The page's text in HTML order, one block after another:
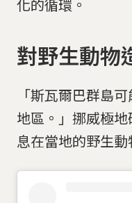
化的循環。
對野生動物
「斯瓦爾巴群島
地區。」挪威極
息在當地的野生動